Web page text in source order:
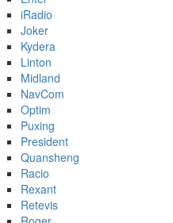
iRadio
Joker
Kydera
Linton
Midland
NavCom
Optim
Puxing
President
Quansheng
Racio
Rexant
Retevis